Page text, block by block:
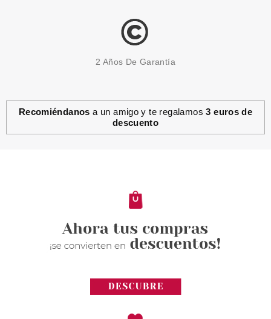
ESSENCE
3.99€
2 Años De Garantía
Recomiéndanos a un amigo y te regalamos3 euros de
descuento